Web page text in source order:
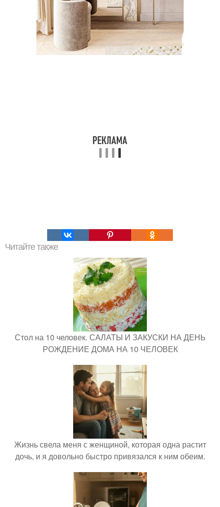
Читайте также
Стол на 10 человек. САЛАТЫ И ЗАКУСКИ НА ДЕНЬ
РОЖДЕНИЕ ДОМА НА 10 ЧЕЛОВЕК
Жизнь свела меня с женщиной, которая одна растит
дочь, и я довольно быстро привязался к ним обеим.